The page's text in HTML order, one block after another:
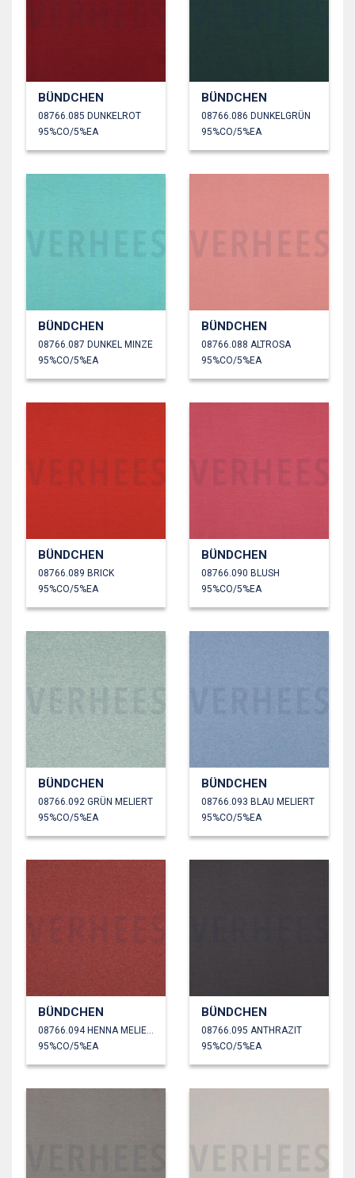
BÜNDCHEN
08766.085 DUNKELROT
95%CO/5%EA
BÜNDCHEN
08766.086 DUNKELGRÜN
95%CO/5%EA
BÜNDCHEN
08766.087 DUNKEL MINZE
95%CO/5%EA
BÜNDCHEN
08766.088 ALTROSA
95%CO/5%EA
BÜNDCHEN
08766.089 BRICK
95%CO/5%EA
BÜNDCHEN
08766.090 BLUSH
95%CO/5%EA
BÜNDCHEN
08766.092 GRÜN MELIERT
95%CO/5%EA
BÜNDCHEN
08766.093 BLAU MELIERT
95%CO/5%EA
BÜNDCHEN
95%CO/5%EA
BÜNDCHEN
08766.095 ANTHRAZIT
95%CO/5%EA